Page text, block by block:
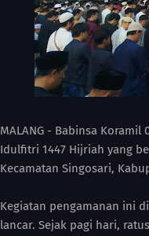
MALANG - Babinsa
Idulfitri 1447 Hijriah yang
Kecamatan Singosari,
Kegiatan pengamanan ini
lancar. Sejak pagi hari,